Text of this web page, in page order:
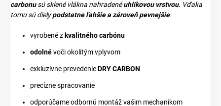
carbonusú sklené vlákna nahradenéuhlíkovou vrstvou. Vďaka
tomu sú dielypodstatne ľahšie a zároveň pevnejšie.
vyrobené z kvalitného carbónu
odolnévoči okolitým vplyvom
exkluzívne prevedenieDRY CARBON
precízne spracovanie
odporúčame odbornú montáž vašim mechanikom